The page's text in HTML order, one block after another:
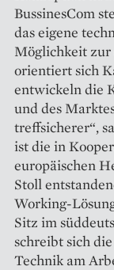
BussinesCom
das eigene
Möglichkeit zur
orientiert sich
entwickeln die
und des
treffsicherer“,
ist die in
europäischen
Stoll
Working-
Sitz im
schreibt sich
Technik am